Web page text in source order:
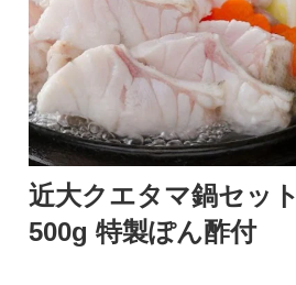
近大クエタマ鍋セット
500g 特製ぽん酢付